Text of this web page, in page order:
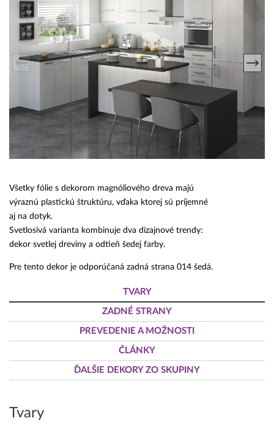
Všetky fólie s dekorom magnóliového dreva majú
výraznú plastickú štruktúru, vďaka ktorej sú príjemné
aj na dotyk.
Svetlosivá varianta kombinuje dva dizajnové trendy:
dekor svetlej dreviny a odtieň šedej farby.
Pre tento dekor je odporúčaná zadná strana 014 šedá.
TVARY
ZADNÉ STRANY
PREVEDENIE A MOŽNOSTI
ČLÁNKY
ĎALŠIE DEKORY ZO SKUPINY
Tvary